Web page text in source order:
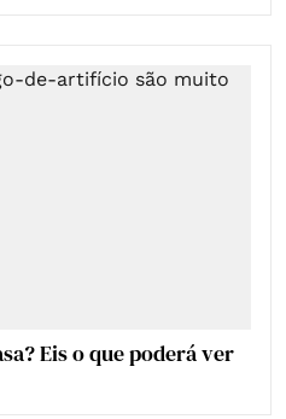
Eis o que poderá ver